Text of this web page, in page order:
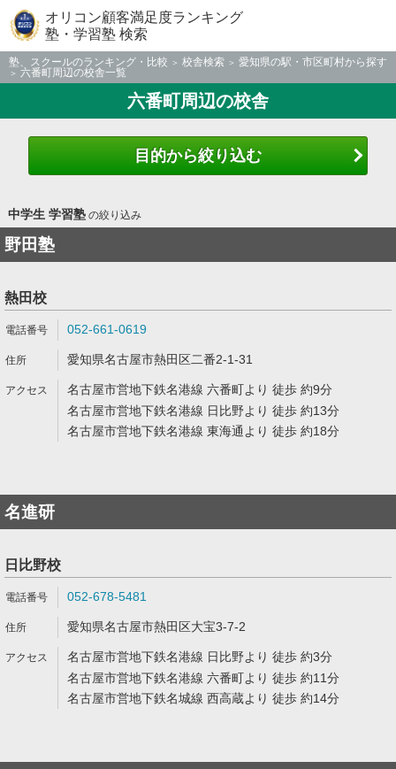
オリコン顧客満足度ランキング
塾・学習塾 検索
塾、スクールのランキング・比較 校舎検索
愛知県の駅・市区町村から探す
六番町周辺の校舎一覧
六番町周辺の校舎
目的から絞り込む
中学生 学習塾の絞り込み
野田塾
熱田校
052-661-0619
愛知県名古屋市熱田区二番2-1-31
名古屋市営地下鉄名港線 六番町より 徒歩 約9分
名古屋市営地下鉄名港線 日比野より 徒歩 約13分
名古屋市営地下鉄名港線 東海通より 徒歩 約18分
名進研
日比野校
052-678-5481
愛知県名古屋市熱田区大宝3-7-2
名古屋市営地下鉄名港線 日比野より 徒歩 約3分
名古屋市営地下鉄名港線 六番町より 徒歩 約11分
名古屋市営地下鉄名城線 西高蔵より 徒歩 約14分